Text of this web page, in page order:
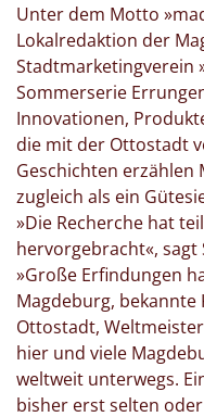
Unter dem Motto
Lokalredaktion der
Stadtmarketingverein
Sommerserie
Innovationen,
die mit der Ottostadt
Geschichten erzählen
zugleich als ein
»Die Recherche hat
hervorgebracht«,
»Große Erfindungen
Magdeburg,
Ottostadt,
hier und viele
weltweit unterwegs.
bisher erst selten